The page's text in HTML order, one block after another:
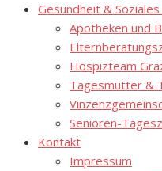
Gesundheit &
Apotheken und
Hospizteam
Tagesmütter &
Senioren-
Kontakt
Impressum